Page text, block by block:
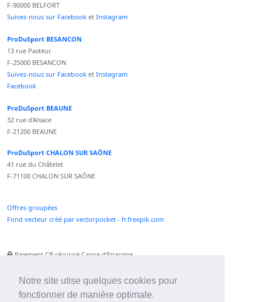
Notre site utise quelques cookies pour
fonctionner de manière optimale.
F-90000 BELFORT
Suivez-nous sur Facebook et Instagram
ProDuSport BESANCON
13 rue Pasteur
F-25000 BESANCON
Suivez-nous sur Facebook et Instagram
Facebook
ProDuSport BEAUNE
32 rue d'Alsace
F-21200 BEAUNE
ProDuSport CHALON SUR SAÔNE
41 rue du Châtelet
F-71100 CHALON SUR SAÔNE
Offres groupées
Fond vecteur créé par vectorpocket - fr.freepik.com
Paiement CB sécurisé Caisse d'Epargne
Paiement Paypal accepté